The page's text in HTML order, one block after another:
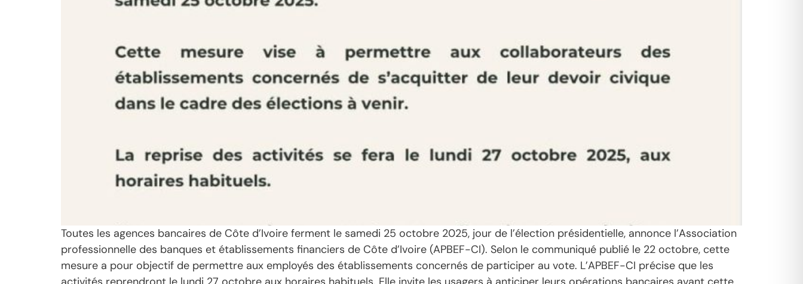
Toutes les agences bancaires de Côte d’Ivoire ferment le samedi 25 octobre 2025, jour de l’élection présidentielle, annonce l’Association
professionnelle des banques et établissements financiers de Côte d’Ivoire (APBEF-CI). Selon le communiqué publié le 22 octobre, cette
mesure a pour objectif de permettre aux employés des établissements concernés de participer au vote. L’APBEF-CI précise que les